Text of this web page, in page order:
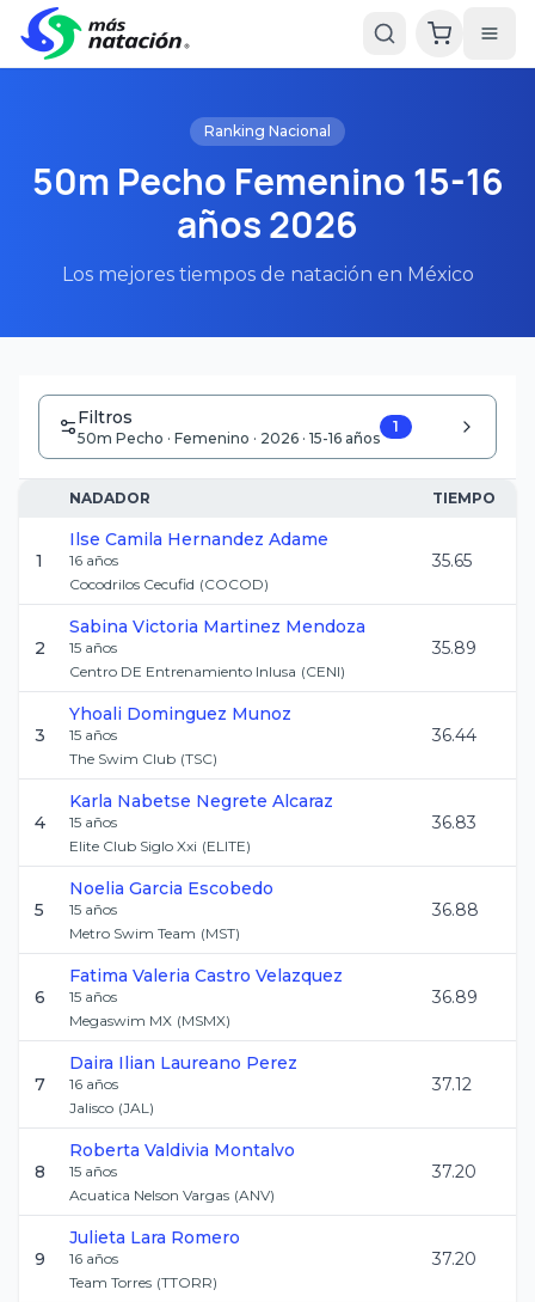
Ranking Nacional
50m Pecho Femenino 15-16
años 2026
Los mejores tiempos de natación en México
Filtros
50m Pecho · Femenino · 2026 · 15-16 años
1
NADADOR TIEMPO
1
Ilse Camila Hernandez Adame
16 años
Cocodrilos Cecufid (COCOD)
35.65
2
Sabina Victoria Martinez Mendoza
15 años
Centro DE Entrenamiento Inlusa (CENI)
35.89
3
Yhoali Dominguez Munoz
15 años
The Swim Club (TSC)
36.44
4
Karla Nabetse Negrete Alcaraz
15 años
Elite Club Siglo Xxi (ELITE)
36.83
5
Noelia Garcia Escobedo
15 años
Metro Swim Team (MST)
36.88
6
Fatima Valeria Castro Velazquez
15 años
Megaswim MX (MSMX)
36.89
7
Daira Ilian Laureano Perez
16 años
Jalisco (JAL)
37.12
8
Roberta Valdivia Montalvo
15 años
Acuatica Nelson Vargas (ANV)
37.20
9
Julieta Lara Romero
16 años
Team Torres (TTORR)
37.20